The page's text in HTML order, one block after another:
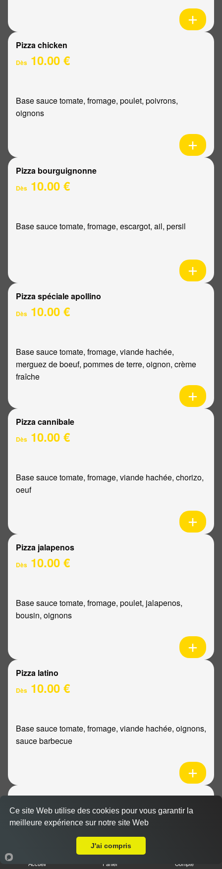
Pizza chicken
Dès 10.00 €
Base sauce tomate, fromage, poulet, poivrons,
oignons
Pizza bourguignonne
Dès 10.00 €
Base sauce tomate, fromage, escargot, ail, persil
Pizza spéciale apollino
Dès 10.00 €
Base sauce tomate, fromage, viande hachée,
merguez de boeuf, pommes de terre, oignon, crème
fraîche
Pizza cannibale
Dès 10.00 €
Base sauce tomate, fromage, viande hachée, chorizo,
oeuf
Pizza jalapenos
Dès 10.00 €
Base sauce tomate, fromage, poulet, jalapenos,
bousin, oignons
Pizza latino
Dès 10.00 €
Base sauce tomate, fromage, viande hachée, oignons,
sauce barbecue
Pizza mexicaine
Dès10.00 €
Base sauce tomate, fromage, poulet, pommes de
terre, ananas, sauce barbecue
Accueil Panier Compte
Ce site Web utilise des cookies pour vous garantir la
meilleure expérience sur notre site Web
J'ai compris